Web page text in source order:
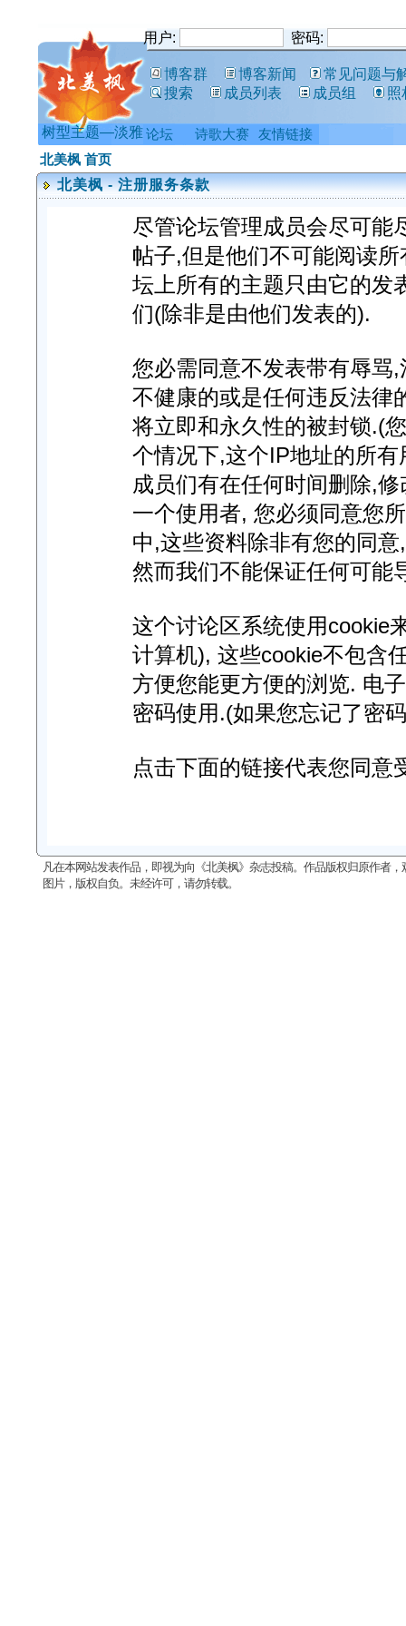
用户: 密码:
博客群 博客新闻
常见问题与
搜索
成员列表 成员组 照
树型主题—淡雅
北美枫 首页
北美枫 - 注册服务条款
尽管论坛管理成员会尽可能
帖子,但是他们不可能阅读
坛上所有的主题只由它的发
们(除非是由他们发表的).
您必需同意不发表带有辱骂
不健康的或是任何违反法律
将立即和永久性的被封锁.(
个情况下,这个IP地址的所
成员们有在任何时间删除,
一个使用者, 您必须同意您
中,这些资料除非有您的同
然而我们不能保证任何可能
这个讨论区系统使用cookie
计算机), 这些cookie不包含
方便您能更方便的浏览. 电
密码使用.(如果您忘记了密
点击下面的链接代表您同意
凡在本网站发表作品，即视为向《北美枫》杂志投稿。作品版权归原作者
图片，版权自负。未经许可，请勿转载。
论坛 诗歌大赛 友情链接